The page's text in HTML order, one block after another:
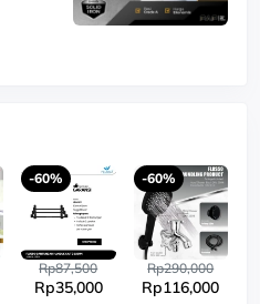
-60%
Rp87,500
Rp35,000
-60%
Rp290,000
Rp116,000